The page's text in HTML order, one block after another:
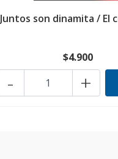
Juntos son dinamita / El
$4.900
+
-